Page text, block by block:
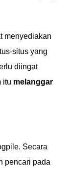
menyediakan
situs yang
diingat
itu melanggar
Secara
pencari pada